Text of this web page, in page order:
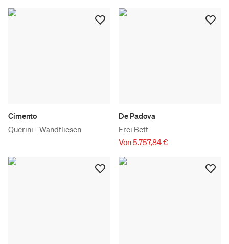
Cimento
Querini - Wandfliesen
De Padova
Erei Bett
Von 5.757,84 €